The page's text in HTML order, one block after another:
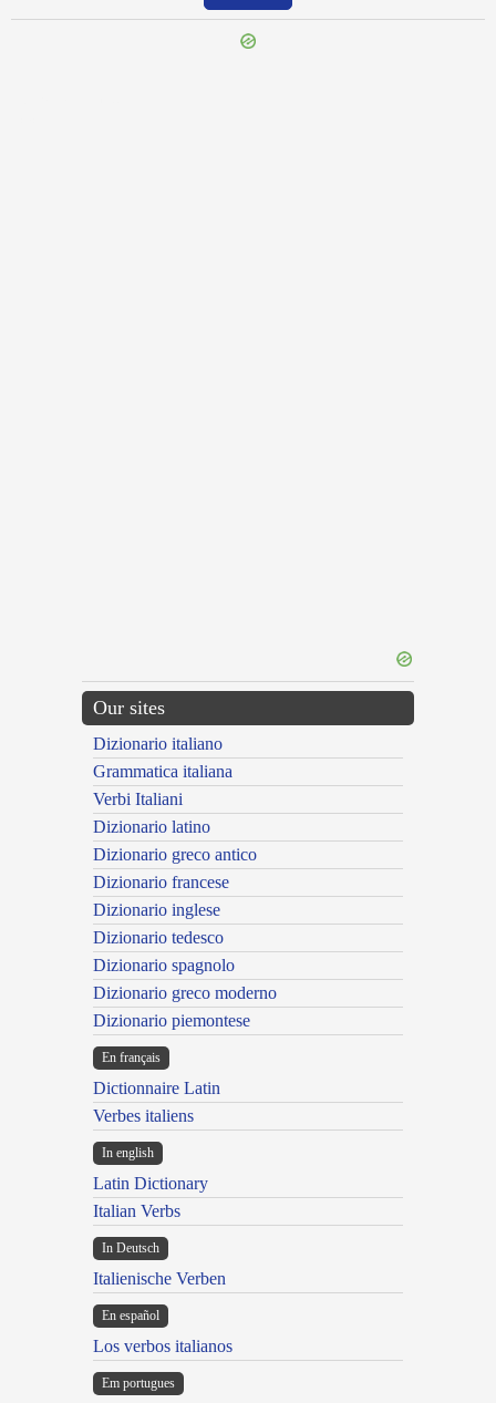
Our sites
Dizionario italiano
Grammatica italiana
Verbi Italiani
Dizionario latino
Dizionario greco antico
Dizionario francese
Dizionario inglese
Dizionario tedesco
Dizionario spagnolo
Dizionario greco moderno
Dizionario piemontese
En français
Dictionnaire Latin
Verbes italiens
In english
Latin Dictionary
Italian Verbs
In Deutsch
Italienische Verben
En español
Los verbos italianos
Em portugues